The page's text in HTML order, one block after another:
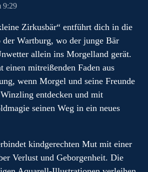
9:29
Zirkusbär“ entführt dich in die
Wartburg, wo der junge Bär
allein ins Morgelland gerät.
einen mitreißenden Faden aus
wenn Morgel und seine Freunde
entdecken und mit
seinen Weg in ein neues
kindgerechten Mut mit einer
Verlust und Geborgenheit. Die